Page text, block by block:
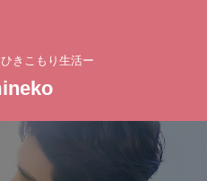
きこもり生活ー